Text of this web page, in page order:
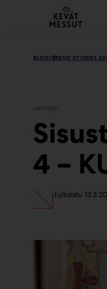
BLOGITREND STORIES
ARTIKKELI
4 –
Julkaistu